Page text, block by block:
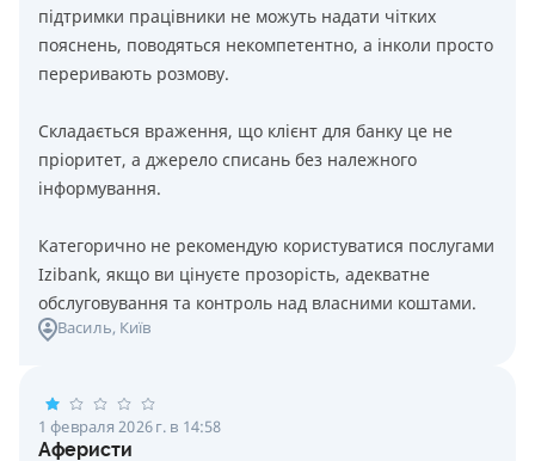
підтримки працівники не можуть надати чітких
пояснень, поводяться некомпетентно, а інколи просто
переривають розмову.
Складається враження, що клієнт для банку це не
пріоритет, а джерело списань без належного
інформування.
Категорично не рекомендую користуватися послугами
Izibank, якщо ви цінуєте прозорість, адекватне
обслуговування та контроль над власними коштами.
Василь, Київ
1 февраля 2026 г. в 14:58
Аферисти